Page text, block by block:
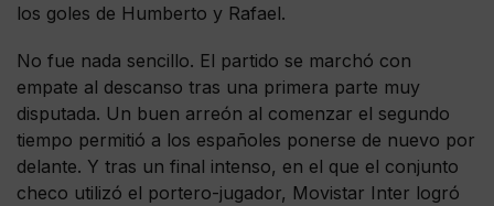
los goles de Humberto y Rafael.
No fue nada sencillo. El partido se marchó con
empate al descanso tras una primera parte muy
disputada. Un buen arreón al comenzar el segundo
tiempo permitió a los españoles ponerse de nuevo por
delante. Y tras un final intenso, en el que el conjunto
checo utilizó el portero-jugador, Movistar Inter logró